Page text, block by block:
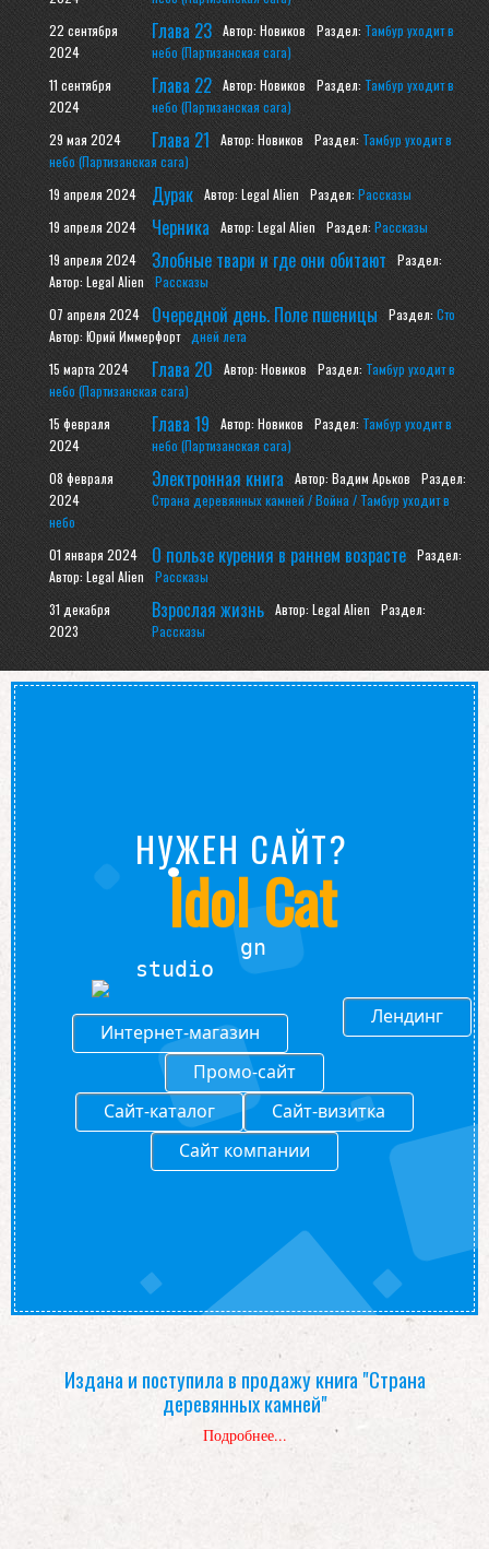
22 сентября
2024
Глава 23 Автор: Новиков Раздел: Тамбур уходит в
небо (Партизанская сага)
11 сентября
2024
Глава 22 Автор: Новиков Раздел: Тамбур уходит в
небо (Партизанская сага)
29 мая 2024
Глава 21 Автор: Новиков Раздел: Тамбур уходит в
небо (Партизанская сага)
19 апреля 2024
Дурак Автор: Legal Alien Раздел:Рассказы
19 апреля 2024
Черника Автор: Legal Alien Раздел:Рассказы
19 апреля 2024
Злобные твари и где они обитают
Автор: Legal Alien
Раздел:
Рассказы
07 апреля 2024
Очередной день. Поле пшеницы
Автор: Юрий Иммерфорт
Раздел: Сто
дней лета
15 марта 2024
Глава 20 Автор: Новиков Раздел: Тамбур уходит в
небо (Партизанская сага)
15 февраля
2024
Глава 19 Автор: Новиков Раздел: Тамбур уходит в
небо (Партизанская сага)
08 февраля
2024
Электронная книга Автор: Вадим Арьков
Раздел:
Страна деревянных камней / Война / Тамбур уходит в
небо
01 января 2024
О пользе курения в раннем возрасте
Автор: Legal Alien
Раздел:
Рассказы
31 декабря
2023
Взрослая жизнь Автор: Legal Alien
Раздел:
Рассказы
Лендинг
Промо-сайт
Интернет-магазин
НУЖЕН САЙТ?
Idol Cat
Студия веб-
Сайт-каталог
Сайт-визитка
Сайт компании
Издана и поступила в продажу книга "Страна
деревянных камней"
Подробнее...